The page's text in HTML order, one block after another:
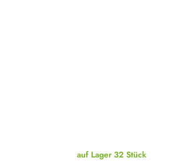
auf Lager 32 Stück